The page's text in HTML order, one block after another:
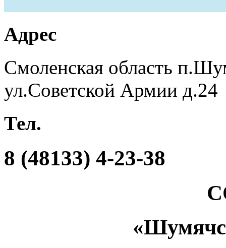
Адрес
Смоленская область
ул.Советской Армии д.24
Тел.
8 (48133) 4-23-38